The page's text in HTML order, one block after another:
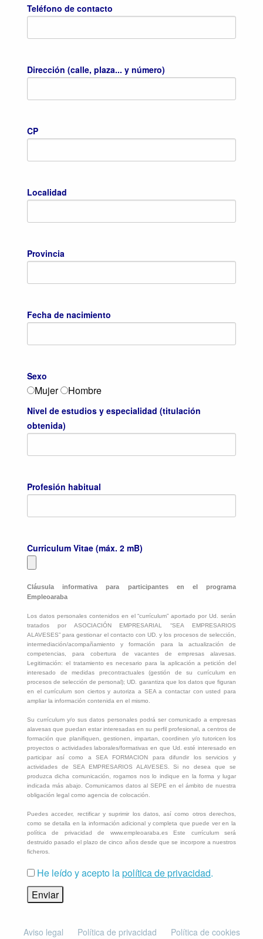
Teléfono de contacto
Dirección (calle, plaza... y número)
CP
Localidad
Provincia
Fecha de nacimiento
Sexo
Mujer Hombre
Nivel de estudios y especialidad (titulación
obtenida)
Profesión habitual
Curriculum Vitae (máx. 2 mB)
Cláusula informativa para participantes en el programa
Empleoaraba
Los datos personales contenidos en el “currículum” aportado por Ud. serán
tratados por ASOCIACIÓN EMPRESARIAL “SEA EMPRESARIOS
ALAVESES” para gestionar el contacto con UD. y los procesos de selección,
intermediación/acompañamiento y formación para la actualización de
competencias, para cobertura de vacantes de empresas alavesas.
Legitimación: el tratamiento es necesario para la aplicación a petición del
interesado de medidas precontractuales (gestión de su currículum en
procesos de selección de personal); UD. garantiza que los datos que figuran
en el currículum son ciertos y autoriza a SEA a contactar con usted para
ampliar la información contenida en el mismo.
Su currículum y/o sus datos personales podrá ser comunicado a empresas
alavesas que puedan estar interesadas en su perfil profesional, a centros de
formación que planifiquen, gestionen, impartan, coordinen y/o tutoricen los
proyectos o actividades laborales/formativas en que Ud. esté interesado en
participar así como a SEA FORMACION para difundir los servicios y
actividades de SEA EMPRESARIOS ALAVESES. Si no desea que se
produzca dicha comunicación, rogamos nos lo indique en la forma y lugar
indicada más abajo. Comunicamos datos al SEPE en el ámbito de nuestra
obligación legal como agencia de colocación.
Puedes acceder, rectificar y suprimir los datos, así como otros derechos,
como se detalla en la información adicional y completa que puede ver en la
política de privacidad de www.empleoaraba.es Este currículum será
destruido pasado el plazo de cinco años desde que se incorpore a nuestros
ficheros.
He leído y acepto lapolítica de privacidad.
Aviso legal Política de privacidad Política de cookies